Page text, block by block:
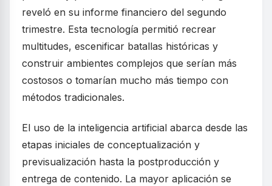
reveló en su informe financiero del segundo
trimestre. Esta tecnología permitió recrear
multitudes, escenificar batallas históricas y
construir ambientes complejos que serían más
costosos o tomarían mucho más tiempo con
métodos tradicionales.
El uso de la inteligencia artificial abarca desde las
etapas iniciales de conceptualización y
previsualización hasta la postproducción y
entrega de contenido. La mayor aplicación se